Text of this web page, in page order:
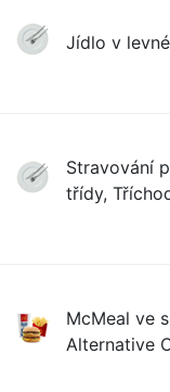
Jídlo v
Stravování
třídy,
McMeal ve
Alternative